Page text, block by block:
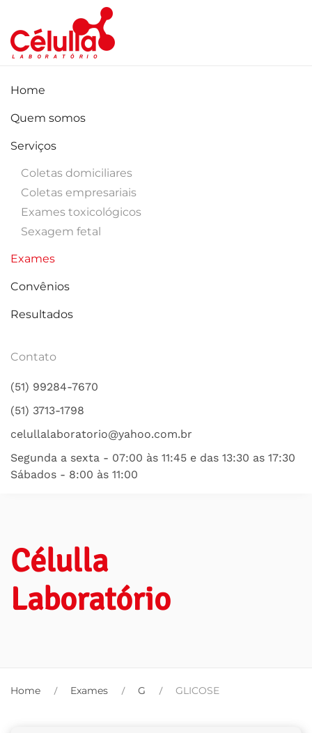
Skip to main content
Home
Quem somos
Serviços
Coletas domiciliares
Coletas empresariais
Exames toxicológicos
Sexagem fetal
Exames
Convênios
Resultados
Contato
(51) 99284-7670
(51) 3713-1798
celullalaboratorio@yahoo.com.br
Segunda a sexta - 07:00 às 11:45 e das 13:30 as 17:30
Sábados - 8:00 às 11:00
Célulla
Laboratório
Home Exames G GLICOSE